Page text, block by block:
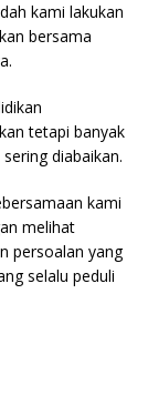
kami lakukan
bersama
tetapi banyak
diabaikan.
kami
melihat
persoalan yang
selalu peduli